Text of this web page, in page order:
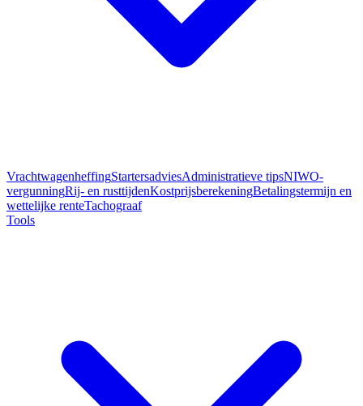
VrachtwagenheffingStartersadviesAdministratieve tipsNIWO-
vergunningRij- en rusttijdenKostprijsberekeningBetalingstermijn en
wettelijke renteTachograaf
Tools